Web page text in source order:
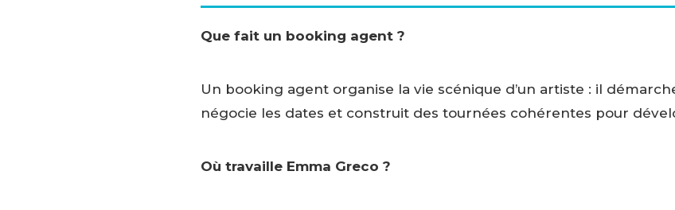
Que fait un booking agent ?
Un booking agent organise la vie scénique d’un artiste : il
négocie les dates et construit des tournées cohérentes pour
Où travaille Emma Greco ?